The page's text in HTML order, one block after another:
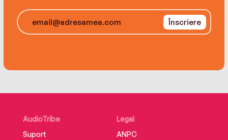
Înscriere
AudioTribe
Suport
Legal
ANPC